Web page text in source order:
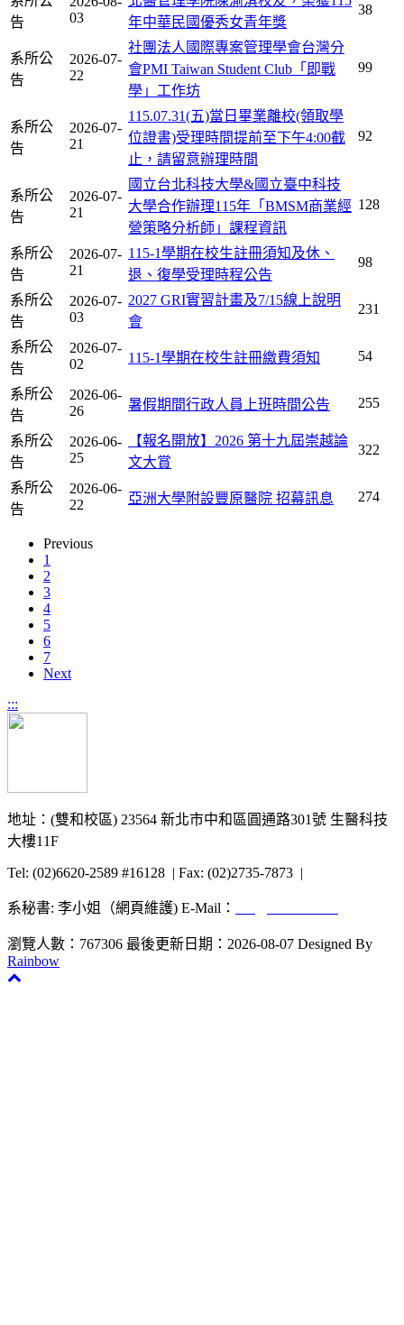
告
03
年中華民國優秀女青年獎
38
系所公
告
2026-07-
22
社團法人國際專案管理學會台灣分
會PMI Taiwan Student Club「即戰
學」工作坊
99
系所公
告
2026-07-
21
115.07.31(五)當日畢業離校(領取學
位證書)受理時間提前至下午4:00截
止，請留意辦理時間
92
系所公
告
2026-07-
21
國立台北科技大學&國立臺中科技
大學合作辦理115年「BMSM商業經
營策略分析師」課程資訊
128
系所公
告
2026-07-
21
115-1學期在校生註冊須知及休、
退、復學受理時程公告
98
系所公
告
2026-07-
03
2027 GRI實習計畫及7/15線上說明
會
231
系所公
告
2026-07-
02
115-1學期在校生註冊繳費須知 54
系所公
告
2026-06-
26
暑假期間行政人員上班時間公告 255
系所公
告
2026-06-
25
【報名開放】2026 第十九屆崇越論
文大賞
322
系所公
告
2026-06-
22
亞洲大學附設豐原醫院 招幕訊息 274
Previous
1
2
3
4
5
6
7
Next
:::
地址：(雙和校區) 23564 新北市中和區圓通路301號 生醫科技
大樓11F
Tel: (02)6620-2589 #16128 | Fax: (02)2735-7873 |
系秘書: 李小姐（網頁維護) E-Mail：
瀏覽人數：767306 最後更新日期：2026-08-07 Designed By
Rainbow